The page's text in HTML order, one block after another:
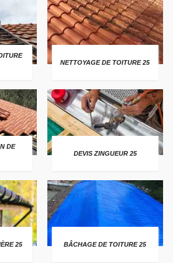
NETTOYAGE DE TOITURE 25
DE
DEVIS ZINGUEUR 25
25 BÂCHAGE DE TOITURE 25